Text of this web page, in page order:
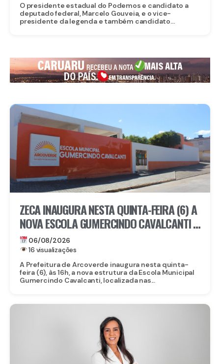
O presidente estadual do Podemos e candidato a
deputado federal, Marcelo Gouveia, e o vice-
presidente da legenda e também candidato...
ZECA INAUGURA NESTA QUINTA-FEIRA (6) A
NOVA ESCOLA GUMERCINDO CAVALCANTI E
AUTORIZA OBRAS DE CALÇAMENTO EM
ARCOVERDE
06/08/2026
16 visualizações
A Prefeitura de Arcoverde inaugura nesta quinta-
feira (6), às 16h, a nova estrutura da Escola Municipal
Gumercindo Cavalcanti, localizada nas...